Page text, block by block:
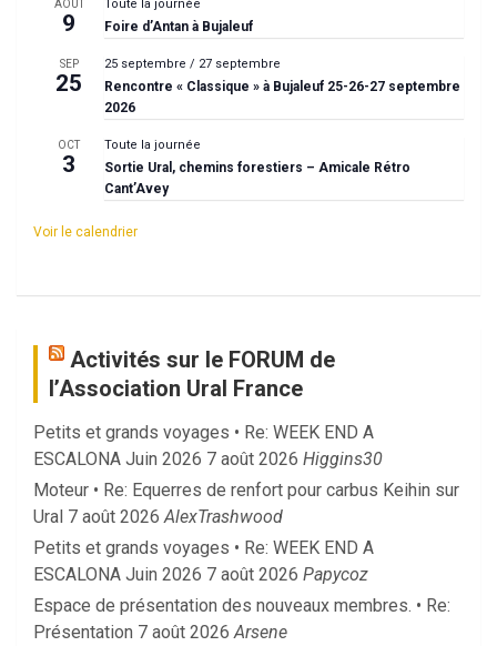
AOÛT
9
Toute la journée
Foire d’Antan à Bujaleuf
SEP
25
25 septembre / 27 septembre
Rencontre « Classique » à Bujaleuf 25-26-27 septembre
2026
OCT
3
Toute la journée
Sortie Ural, chemins forestiers – Amicale Rétro
Cant’Avey
Voir le calendrier
Activités sur le FORUM de
l’Association Ural France
Petits et grands voyages • Re: WEEK END A
ESCALONA Juin 2026 7 août 2026 Higgins30
Moteur • Re: Equerres de renfort pour carbus Keihin sur
Ural 7 août 2026 AlexTrashwood
Petits et grands voyages • Re: WEEK END A
ESCALONA Juin 2026 7 août 2026 Papycoz
Espace de présentation des nouveaux membres. • Re:
Présentation 7 août 2026 Arsene